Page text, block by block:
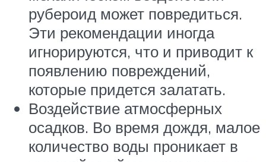
рубероид может повредиться.
Эти рекомендации иногда
игнорируются, что и приводит к
появлению повреждений,
которые придется залатать.
Воздействие атмосферных
осадков. Во время дождя, малое
количество воды проникает в